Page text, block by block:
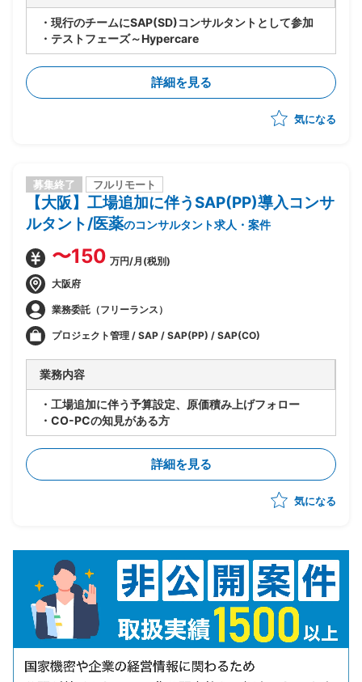
・現行のチームにSAP(SD)コンサルタントとして参加
・テストフェーズ～Hypercare
詳細を見る
気になる
募集終了 フルリモート
【大阪】工場追加に伴うSAP(PP)導入コンサ
ルタント/医薬のコンサルタント求人・案件
〜150 万円/月(税別)
大阪府
業務委託（フリーランス）
プロジェクト管理 / SAP / SAP(PP) / SAP(CO)
業務内容
・工場追加に伴う予算設定、原価積み上げフォロー
・CO-PCの知見がある方
詳細を見る
気になる